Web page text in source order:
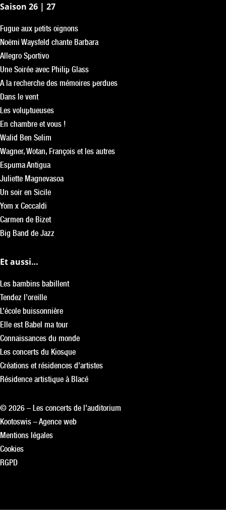
Saison 26 | 27
Fugue aux petits oignons
Noëmi Waysfeld chante Barbara
Allegro Sportivo
Une Soirée avec Philip Glass
A la recherche des mémoires perdues
Dans le vent
Les voluptueuses
En chambre et vous !
Walid Ben Selim
Wagner, Wotan, François et les autres
Espuma Antigua
Juliette Magnevasoa
Un soir en Sicile
Yom x Ceccaldi
Carmen de Bizet
Big Band de Jazz
Et aussi…
Les bambins babillent
Tendez l’oreille
L’école buissonnière
Elle est Babel ma tour
Connaissances du monde
Les concerts du Kiosque
Créations et résidences d’artistes
Résidence artistique à Blacé
© 2026 – Les concerts de l’auditorium
Kootoswis – Agence web
Mentions légales
Cookies
RGPD